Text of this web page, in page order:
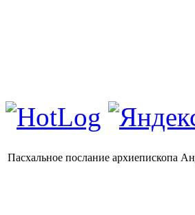
Пасхальное послание архиепископа